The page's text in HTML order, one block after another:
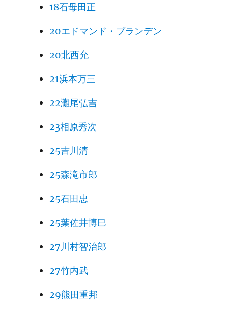
18石母田正
20エドマンド・ブランデン
20北西允
21浜本万三
22灘尾弘吉
23相原秀次
25吉川清
25森滝市郎
25石田忠
25葉佐井博巳
27川村智治郎
27竹内武
29熊田重邦